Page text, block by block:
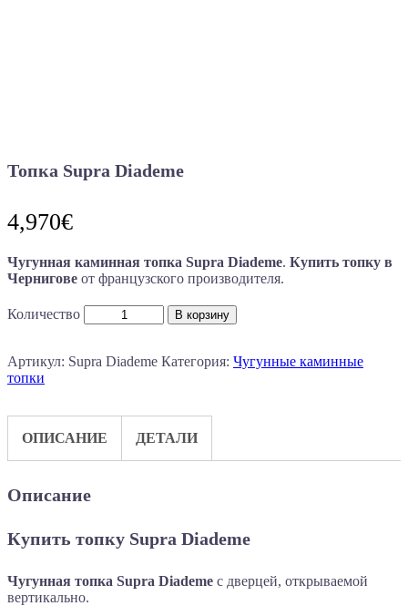
Топка Supra Diademe
4,970€
Чугунная каминная топка Supra Diademe. Купить топку в
Чернигове от французского производителя.
Количество В корзину
Артикул: Supra Diademe Категория: Чугунные каминные
топки
ОПИСАНИЕ ДЕТАЛИ
Описание
Купить топку Supra Diademe
Чугунная топка Supra Diademe с дверцей, открываемой
вертикально.